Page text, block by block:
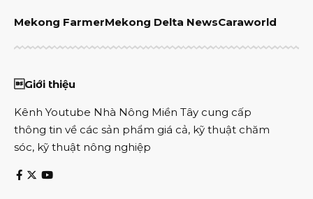
Mekong FarmerMekong Delta NewsCaraworld
Giới thiệu
Kênh Youtube Nhà Nông Miền Tây cung cấp
thông tin về các sản phẩm giá cả, kỹ thuật chăm
sóc, kỹ thuật nông nghiệp